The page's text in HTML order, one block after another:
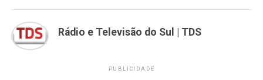
Rádio e Televisão do Sul | TDS
PUBLICIDADE